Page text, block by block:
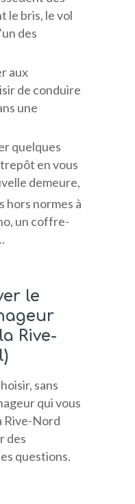
le bris, le vol
des
aux
de conduire
une
quelques
en vous
demeure,
hors normes à
un coffre-
le
Rive-
sans
qui vous
Rive-Nord
des
questions.